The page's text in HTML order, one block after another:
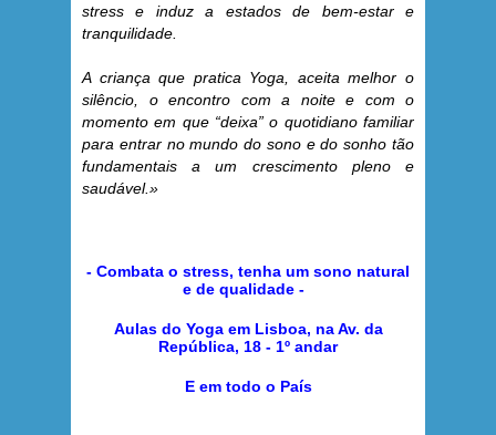
stress e induz a estados de bem-estar e
tranquilidade.
A criança que pratica Yoga, aceita melhor o
silêncio, o encontro com a noite e com o
momento em que “deixa” o quotidiano familiar
para entrar no mundo do sono e do sonho tão
fundamentais a um crescimento pleno e
saudável.»
- Combata o stress, tenha um sono natural
e de qualidade -
Aulas do Yoga em Lisboa, na Av. da
República, 18 - 1º andar
E em todo o País